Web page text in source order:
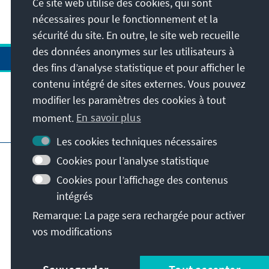
48/630
Visitez aussi
Impressum
Protection des données
Conditions d'utilisation
Déclaration d'accessibilité
Signaler un obstacle
Istanbul Security Conference
© Konrad-Adenauer-Stiftung e.V. 2026
nécessaires pour le fonctionnement et la
sécurité du site. En outre, le site web recueille
des données anonymes sur les utilisateurs à
des fins d’analyse statistique et pour afficher le
contenu intégré de sites externes. Vous pouvez
modifier les paramètres des cookies à tout
moment. En savoir plus
Les cookies techniques nécessaires
Cookies pour l’analyse statistique
Cookies pour l’affichage des contenus
intégrés
Remarque: La page sera rechargée pour activer
vos modifications